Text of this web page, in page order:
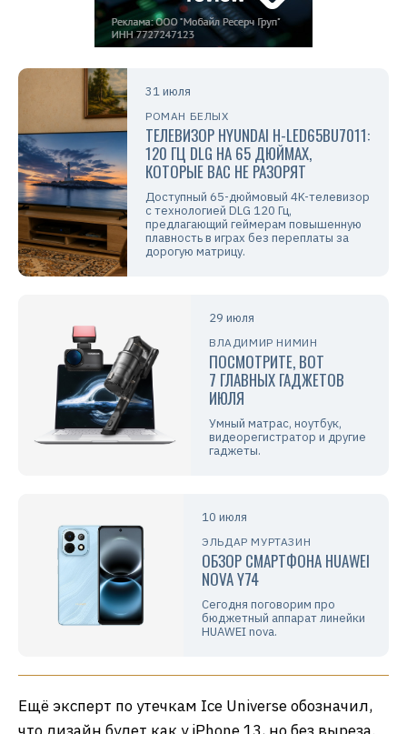
31 июля
РОМАН БЕЛЫХ
ТЕЛЕВИЗОР HYUNDAI H-LED65BU7011:
120 ГЦ DLG НА 65 ДЮЙМАХ,
КОТОРЫЕ ВАС НЕ РАЗОРЯТ
Доступный 65-дюймовый 4K-телевизор
с технологией DLG 120 Гц,
предлагающий геймерам повышенную
плавность в играх без переплаты за
дорогую матрицу.
29 июля
ВЛАДИМИР НИМИН
ПОСМОТРИТЕ, ВОТ
7 ГЛАВНЫХ ГАДЖЕТОВ
ИЮЛЯ
Умный матрас, ноутбук,
видеорегистратор и другие
гаджеты.
10 июля
ЭЛЬДАР МУРТАЗИН
ОБЗОР СМАРТФОНА HUAWEI
NOVA Y74
Сегодня поговорим про
бюджетный аппарат линейки
HUAWEI nova.
Ещё эксперт по утечкам Ice Universe обозначил,